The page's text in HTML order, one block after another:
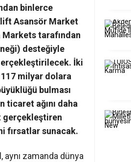
binlerce
Asansör Market
Markets tarafından
desteğiyle
İki
milyar dolara
bulması
ticaret ağını daha
gerçekleştiren
fırsatlar sunacak.
aynı zamanda dünya